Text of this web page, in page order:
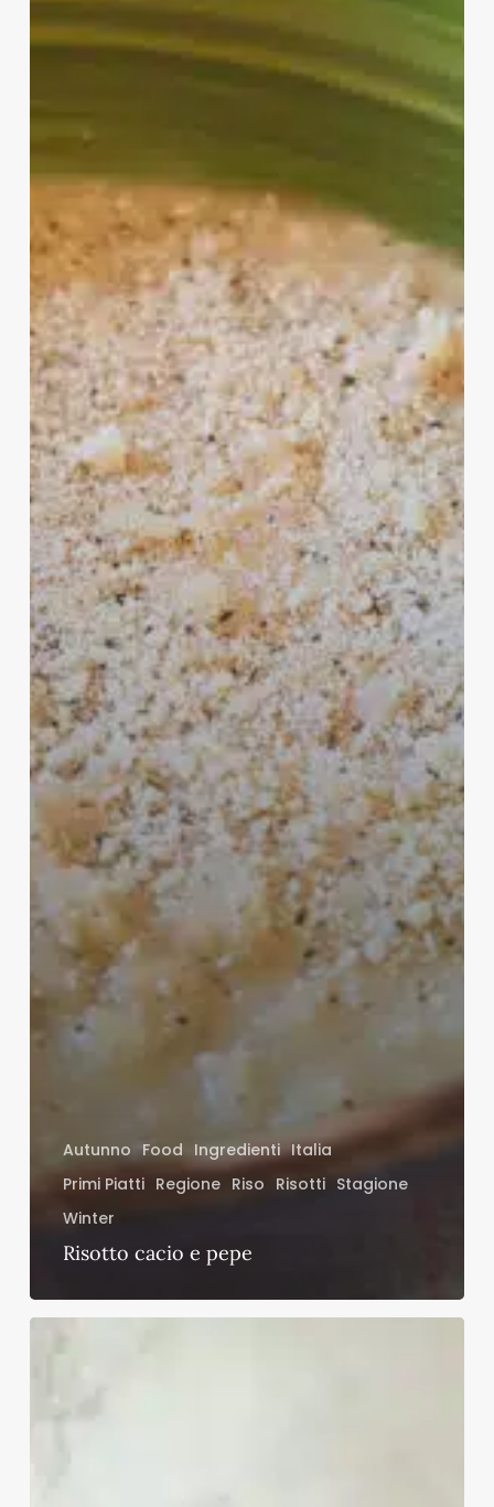
Autunno Food Ingredienti Italia
Primi Piatti Regione Riso Risotti Stagione
Winter
Risotto cacio e pepe